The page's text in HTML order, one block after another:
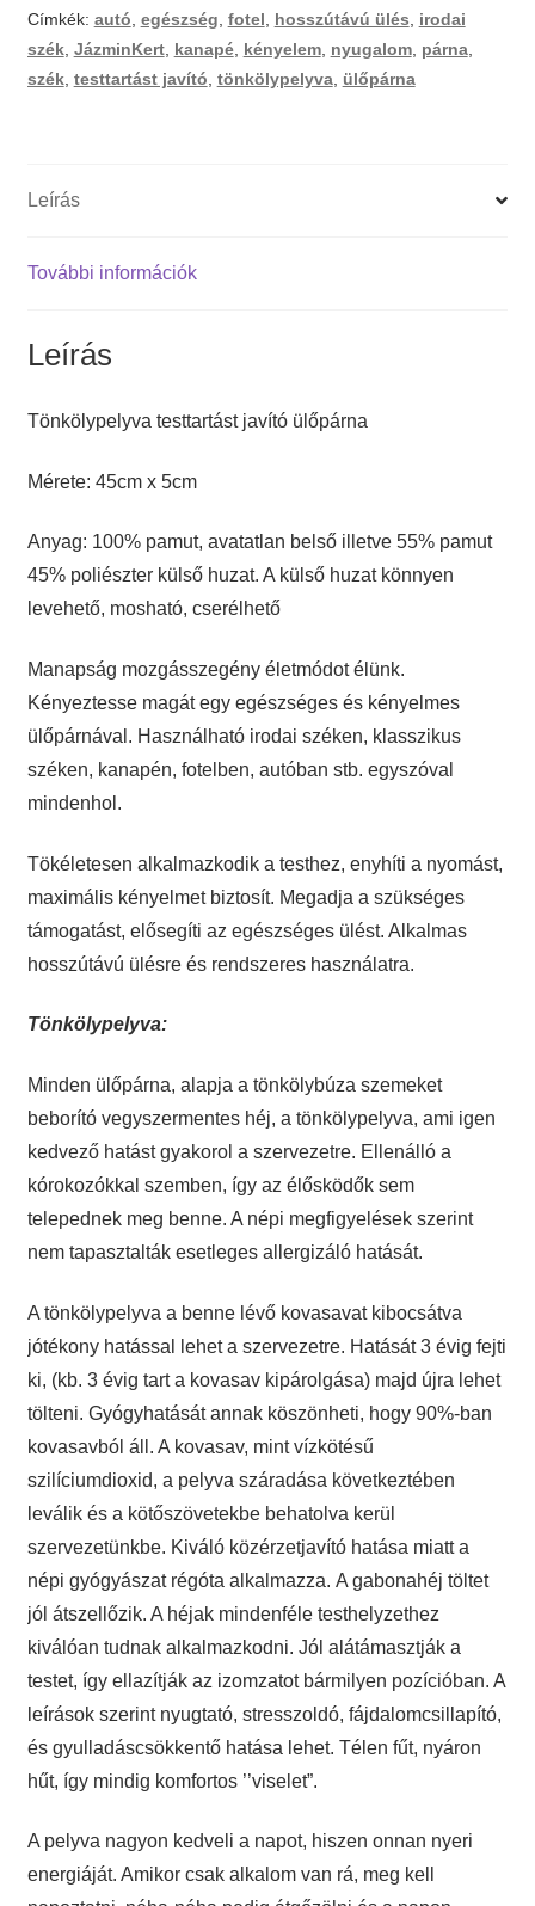
Címkék: autó egészség fotel hosszútávú ülés
irodai
szék, JázminKert, kanapé, kényelem, nyugalom, párna,
szék, testtartást javító tönkölypelyva, ülőpárna
Leírás
További információk
Leírás
Tönkölypelyva testtartást javító ülőpárna
Mérete: 45cm x 5cm
Anyag: 100% pamut, avatatlan belső illetve 55% pamut
45% poliészter külső huzat. A külső huzat könnyen
levehető, mosható, cserélhető
Manapság mozgásszegény életmódot élünk.
Kényeztesse magát egy egészséges és kényelmes
ülőpárnával. Használható irodai széken, klasszikus
széken, kanapén, fotelben, autóban stb. egyszóval
mindenhol.
Tökéletesen alkalmazkodik a testhez, enyhíti a nyomást,
maximális kényelmet biztosít. Megadja a szükséges
támogatást, elősegíti az egészséges ülést. Alkalmas
hosszútávú ülésre és rendszeres használatra.
Tönkölypelyva:
Minden ülőpárna, alapja a tönkölybúza szemeket
beborító vegyszermentes héj, a tönkölypelyva, ami igen
kedvező hatást gyakorol a szervezetre. Ellenálló a
kórokozókkal szemben, így az élősködők sem
telepednek meg benne. A népi megfigyelések szerint
nem tapasztalták esetleges allergizáló hatását.
A tönkölypelyva a benne lévő kovasavat kibocsátva
jótékony hatással lehet a szervezetre. Hatását 3 évig fejti
ki, (kb. 3 évig tart a kovasav kipárolgása) majd újra lehet
tölteni. Gyógyhatását annak köszönheti, hogy 90%-ban
kovasavból áll. A kovasav, mint vízkötésű
szilíciumdioxid, a pelyva száradása következtében
leválik és a kötőszövetekbe behatolva kerül
szervezetünkbe. Kiváló közérzetjavító hatása miatt a
népi gyógyászat régóta alkalmazza. A gabonahéj töltet
jól átszellőzik. A héjak mindenféle testhelyzethez
kiválóan tudnak alkalmazkodni. Jól alátámasztják a
testet, így ellazítják az izomzatot bármilyen pozícióban. A
leírások szerint nyugtató, stresszoldó, fájdalomcsillapító,
és gyulladáscsökkentő hatása lehet. Télen fűt, nyáron
hűt, így mindig komfortos ’’viselet”.
A pelyva nagyon kedveli a napot, hiszen onnan nyeri
energiáját. Amikor csak alkalom van rá, meg kell